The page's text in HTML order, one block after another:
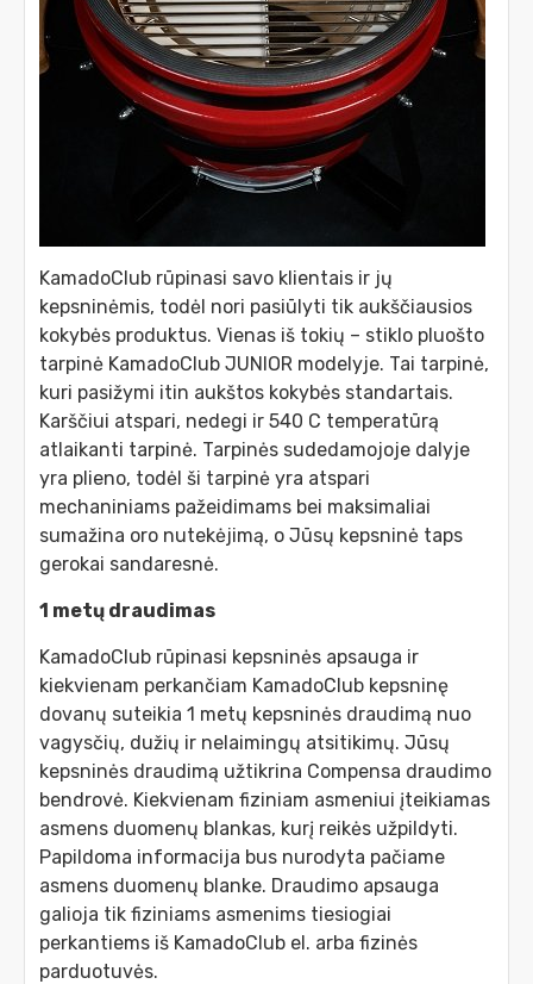
KamadoClub rūpinasi savo klientais ir jų
kepsninėmis, todėl nori pasiūlyti tik aukščiausios
kokybės produktus. Vienas iš tokių – stiklo pluošto
tarpinė KamadoClub JUNIOR modelyje. Tai tarpinė,
kuri pasižymi itin aukštos kokybės standartais.
Karščiui atspari, nedegi ir 540 C temperatūrą
atlaikanti tarpinė. Tarpinės sudedamojoje dalyje
yra plieno, todėl ši tarpinė yra atspari
mechaniniams pažeidimams bei maksimaliai
sumažina oro nutekėjimą, o Jūsų kepsninė taps
gerokai sandaresnė.
1 metų draudimas
KamadoClub rūpinasi kepsninės apsauga ir
kiekvienam perkančiam KamadoClub kepsninę
dovanų suteikia 1 metų kepsninės draudimą nuo
vagysčių, dužių ir nelaimingų atsitikimų. Jūsų
kepsninės draudimą užtikrina Compensa draudimo
bendrovė. Kiekvienam fiziniam asmeniui įteikiamas
asmens duomenų blankas, kurį reikės užpildyti.
Papildoma informacija bus nurodyta pačiame
asmens duomenų blanke. Draudimo apsauga
galioja tik fiziniams asmenims tiesiogiai
perkantiems iš KamadoClub el. arba fizinės
parduotuvės.